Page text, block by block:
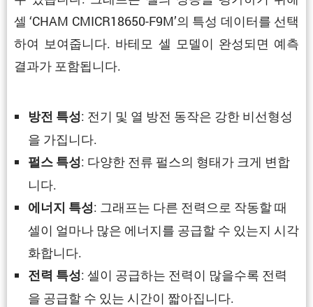
셀 ‘CHAM CMICR18650-F9M’의 특성 데이터를 선택
하여 보여줍니다. 바테모 셀 모델이 완성되면 예측
결과가 포함됩니다.
방전 특성: 전기 및 열 방전 동작은 강한 비선형성
을 가집니다.
펄스 특성: 다양한 전류 펄스의 형태가 크게 변합
니다.
에너지 특성: 그래프는 다른 전력으로 작동할 때
셀이 얼마나 많은 에너지를 공급할 수 있는지 시각
화합니다.
전력 특성: 셀이 공급하는 전력이 많을수록 전력
을 공급할 수 있는 시간이 짧아집니다.